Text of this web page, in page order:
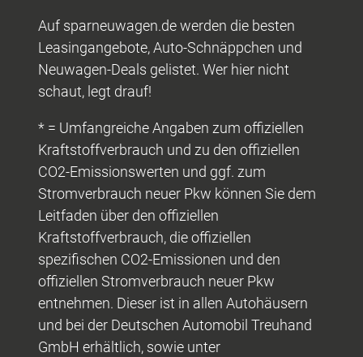
Auf sparneuwagen.de werden die besten
Leasingangebote, Auto-Schnäppchen und
Neuwagen-Deals gelistet. Wer hier nicht
schaut, legt drauf!
* = Umfangreiche Angaben zum offiziellen
Kraftstoffverbrauch und zu den offiziellen
CO2-Emissionswerten und ggf. zum
Stromverbrauch neuer Pkw können Sie dem
Leitfaden über den offiziellen
Kraftstoffverbrauch, die offiziellen
spezifischen CO2-Emissionen und den
offiziellen Stromverbrauch neuer Pkw
entnehmen. Dieser ist in allen Autohäusern
und bei der Deutschen Automobil Treuhand
GmbH erhältlich, sowie unter